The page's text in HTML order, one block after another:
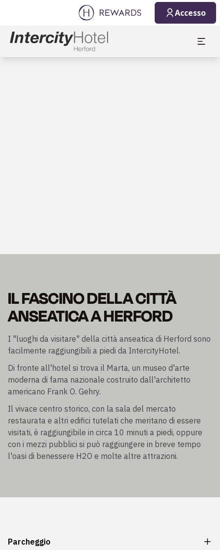
Accesso
IL FASCINO DELLA CITTÀ
ANSEATICA A HERFORD
I "luoghi da visitare" della città anseatica di Herford sono
facilmente raggiungibili a piedi da IntercityHotel.
Di fronte all'hotel si trova il Marta, un museo d'arte
moderna di fama nazionale costruito dall'architetto
americano Frank O. Gehry.
Il vivace centro storico, con la sala del mercato
restaurata e altri edifici tutelati che meritano di essere
visitati, è raggiungibile in circa 10 minuti a piedi, oppure
con i mezzi pubblici si può raggiungere in breve tempo
l'oasi di benessere H2O e molte altre attrazioni.
Parcheggio